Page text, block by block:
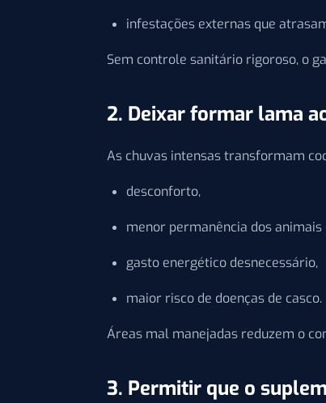
infestações externas que
Sem controle sanitário rigoroso, o
2. Deixar formar lama
As chuvas intensas transformam
desconforto,
menor permanência dos animais
gasto energético desnecessário,
maior risco de doenças de casco.
Áreas mal manejadas reduzem o
3. Permitir que o